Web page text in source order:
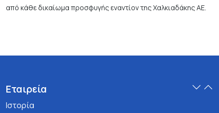
από κάθε δικαίωμα προσφυγής εναντίον της Χαλκιαδάκης ΑΕ.
Εταιρεία
Ιστορία